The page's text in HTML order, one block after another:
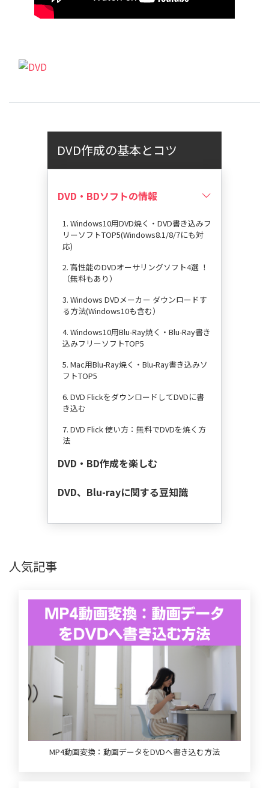
DVD作成の基本とコツ
DVD・BDソフトの情報
1. Windows10用DVD焼く・DVD書き込みフ
リーソフトTOP5(Windows8.1/8/7にも対
応)
2. 高性能のDVDオーサリングソフト4選 ！
（無料もあり）
3. Windows DVDメーカー ダウンロードす
る方法(Windows10も含む）
4. Windows10用Blu-Ray焼く・Blu-Ray書き
込みフリーソフトTOP5
5. Mac用Blu-Ray焼く・Blu-Ray書き込みソ
フトTOP5
6. DVD FlickをダウンロードしてDVDに書
き込む
7. DVD Flick 使い方：無料でDVDを焼く方
法
DVD・BD作成を楽しむ
DVD、Blu-rayに関する豆知識
人気記事
MP4動画変換：動画データをDVDへ書き込む方法